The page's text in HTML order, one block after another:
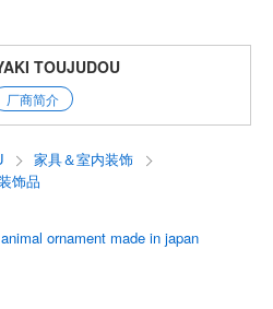
TOUJUDOU
厂商简介
家具＆室内装饰
饰品
animal ornament made in japan